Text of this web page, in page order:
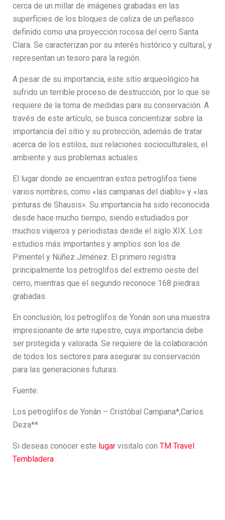
cerca de un millar de imágenes grabadas en las
superficies de los bloques de caliza de un peñasco
definido como una proyección rocosa del cerro Santa
Clara. Se caracterizan por su interés histórico y cultural, y
representan un tesoro para la región.
A pesar de su importancia, este sitio arqueológico ha
sufrido un terrible proceso de destrucción, por lo que se
requiere de la toma de medidas para su conservación. A
través de este artículo, se busca concientizar sobre la
importancia del sitio y su protección, además de tratar
acerca de los estilos, sus relaciones socioculturales, el
ambiente y sus problemas actuales.
El lugar donde se encuentran estos petroglifos tiene
varios nombres, como «las campanas del diablo» y «las
pinturas de Shausis». Su importancia ha sido reconocida
desde hace mucho tiempo, siendo estudiados por
muchos viajeros y periodistas desde el siglo XIX. Los
estudios más importantes y amplios son los de
Pimentel y Núñez Jiménez. El primero registra
principalmente los petroglifos del extremo oeste del
cerro, mientras que el segundo reconoce 168 piedras
grabadas.
En conclusión, los petroglifos de Yonán son una muestra
impresionante de arte rupestre, cuya importancia debe
ser protegida y valorada. Se requiere de la colaboración
de todos los sectores para asegurar su conservación
para las generaciones futuras.
Fuente:
Los petroglifos de Yonán – Cristóbal Campana*,Carlos
Deza**
Si deseas conocer este lugar visitalo con TM Travel
Tembladera